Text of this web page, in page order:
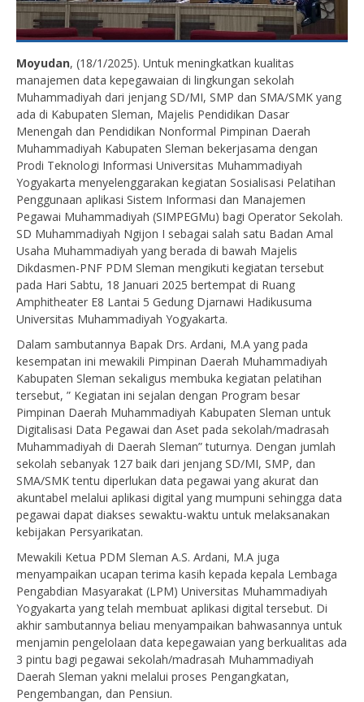
Moyudan, (18/1/2025). Untuk meningkatkan kualitas
manajemen data kepegawaian di lingkungan sekolah
Muhammadiyah dari jenjang SD/MI, SMP dan SMA/SMK yang
ada di Kabupaten Sleman, Majelis Pendidikan Dasar
Menengah dan Pendidikan Nonformal Pimpinan Daerah
Muhammadiyah Kabupaten Sleman bekerjasama dengan
Prodi Teknologi Informasi Universitas Muhammadiyah
Yogyakarta menyelenggarakan kegiatan Sosialisasi Pelatihan
Penggunaan aplikasi Sistem Informasi dan Manajemen
Pegawai Muhammadiyah (SIMPEGMu) bagi Operator Sekolah.
SD Muhammadiyah Ngijon I sebagai salah satu Badan Amal
Usaha Muhammadiyah yang berada di bawah Majelis
Dikdasmen-PNF PDM Sleman mengikuti kegiatan tersebut
pada Hari Sabtu, 18 Januari 2025 bertempat di Ruang
Amphitheater E8 Lantai 5 Gedung Djarnawi Hadikusuma
Universitas Muhammadiyah Yogyakarta.
Dalam sambutannya Bapak Drs. Ardani, M.A yang pada
kesempatan ini mewakili Pimpinan Daerah Muhammadiyah
Kabupaten Sleman sekaligus membuka kegiatan pelatihan
tersebut, ” Kegiatan ini sejalan dengan Program besar
Pimpinan Daerah Muhammadiyah Kabupaten Sleman untuk
Digitalisasi Data Pegawai dan Aset pada sekolah/madrasah
Muhammadiyah di Daerah Sleman” tuturnya. Dengan jumlah
sekolah sebanyak 127 baik dari jenjang SD/MI, SMP, dan
SMA/SMK tentu diperlukan data pegawai yang akurat dan
akuntabel melalui aplikasi digital yang mumpuni sehingga data
pegawai dapat diakses sewaktu-waktu untuk melaksanakan
kebijakan Persyarikatan.
Mewakili Ketua PDM Sleman A.S. Ardani, M.A juga
menyampaikan ucapan terima kasih kepada kepala Lembaga
Pengabdian Masyarakat (LPM) Universitas Muhammadiyah
Yogyakarta yang telah membuat aplikasi digital tersebut. Di
akhir sambutannya beliau menyampaikan bahwasannya untuk
menjamin pengelolaan data kepegawaian yang berkualitas ada
3 pintu bagi pegawai sekolah/madrasah Muhammadiyah
Daerah Sleman yakni melalui proses Pengangkatan,
Pengembangan, dan Pensiun.